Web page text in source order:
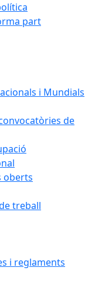
part
i Mundials
de
oberts
treball
i reglaments